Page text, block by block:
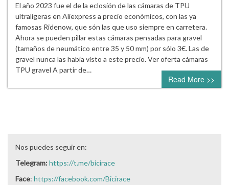
El año 2023 fue el de la eclosión de las cámaras de TPU
ultraligeras en Aliexpress a precio económicos, con las ya
famosas Ridenow, que són las que uso siempre en carretera.
Ahora se pueden pillar estas cámaras pensadas para gravel
(tamaños de neumático entre 35 y 50 mm) por sólo 3€. Las de
gravel nunca las había visto a este precio. Ver oferta cámaras
TPU gravel A partir de…
Read More >>
Nos puedes seguir en:
Telegram:https://t.me/bicirace
Face: https://facebook.com/Bicirace